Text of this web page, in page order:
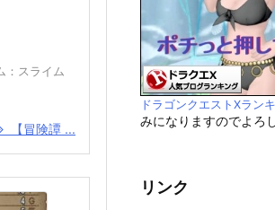
スライム
【冒険譚 ...
ドラゴンクエストXラン
みになりますのでよろ
リンク